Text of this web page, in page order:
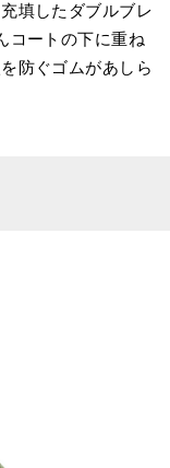
填したダブルブレ
コートの下に重ね
防ぐゴムがあしら